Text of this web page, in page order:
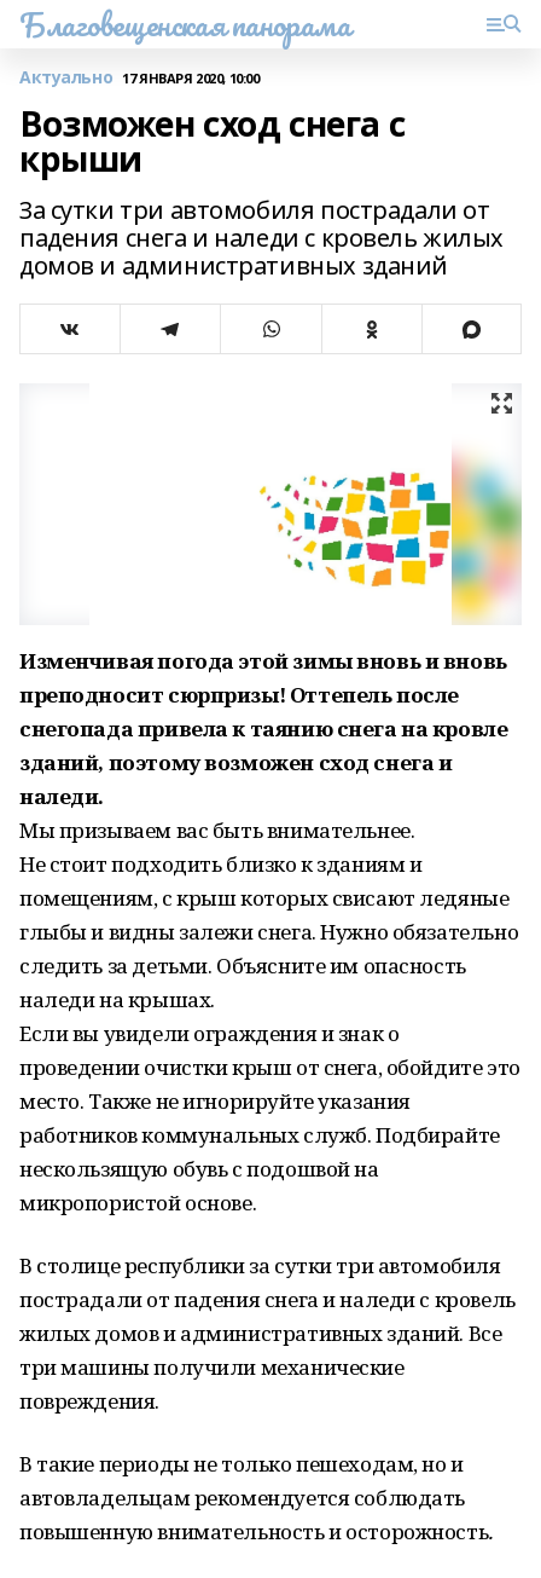
Благовещенская панорама
Актуально 17 ЯНВАРЯ 2020, 10:00
Возможен сход снега с
крыши
За сутки три автомобиля пострадали от
падения снега и наледи с кровель жилых
домов и административных зданий
Изменчивая погода этой зимы вновь и вновь
преподносит сюрпризы! Оттепель после
снегопада привела к таянию снега на кровле
зданий, поэтому возможен сход снега и
наледи.
Мы призываем вас быть внимательнее.
Не стоит подходить близко к зданиям и
помещениям, с крыш которых свисают ледяные
глыбы и видны залежи снега. Нужно обязательно
следить за детьми. Объясните им опасность
наледи на крышах.
Если вы увидели ограждения и знак о
проведении очистки крыш от снега, обойдите это
место. Также не игнорируйте указания
работников коммунальных служб. Подбирайте
нескользящую обувь с подошвой на
микропористой основе.
В столице республики за сутки три автомобиля
пострадали от падения снега и наледи с кровель
жилых домов и административных зданий. Все
три машины получили механические
повреждения.
В такие периоды не только пешеходам, но и
автовладельцам рекомендуется соблюдать
повышенную внимательность и осторожность.